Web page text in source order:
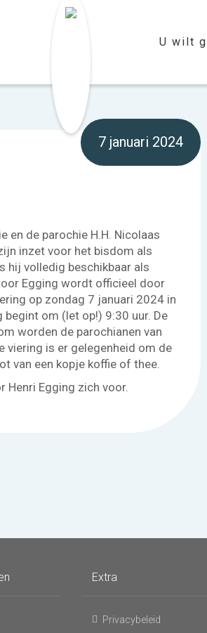
U wilt
7 januari 2024
en de parochie H.H. Nicolaas
inzet voor het bisdom als
hij volledig beschikbaar als
Egging wordt officieel door
op zondag 7 januari 2024 in
begint om (let op!) 9:30 uur. De
worden de parochianen van
viering is er gelegenheid om de
van een kopje koffie of thee.
Henri Egging zich voor.
Extra
Privacybeleid